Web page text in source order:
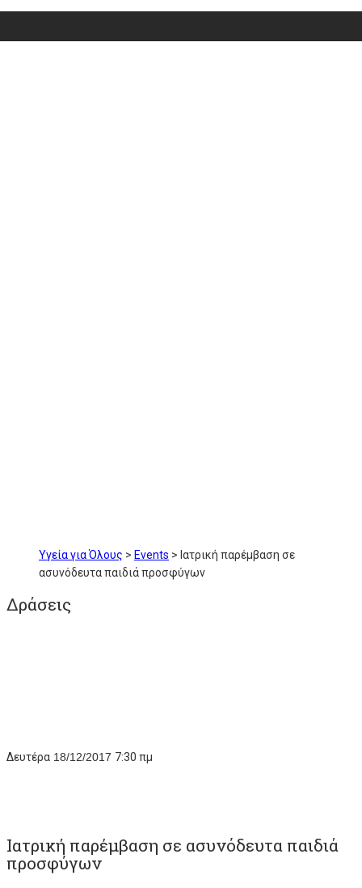
Υγεία για Όλους > Events > Ιατρική παρέμβαση σε
ασυνόδευτα παιδιά προσφύγων
Δράσεις
Δευτέρα 18/12/2017 7:30 πμ
Ιατρική παρέμβαση σε ασυνόδευτα παιδιά
προσφύγων